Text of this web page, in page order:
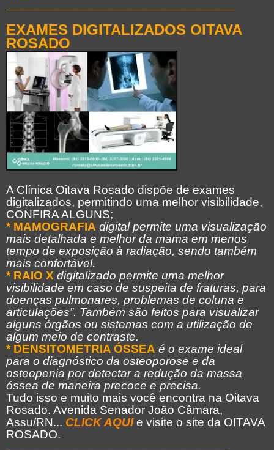
EXAMES DIGITALIZADOS OITAVA
ROSADO
A Clínica Oitava Rosado dispõe de exames
digitalizados, permitindo uma melhor visibilidade,
CONFIRA ALGUNS;
* MAMOGRAFIA digital permite uma visualização
mais detalhada e melhor da mama em menos
tempo de exposição à radiação, sendo também
mais confortável.
* RAIO X digitalizado permite uma melhor
visibilidade em caso de suspeita de fraturas, para
doenças pulmonares, problemas de coluna e
articulações”. Também são feitos para visualizar
alguns órgãos ou sistemas com a utilização de
algum meio de contraste.
* DENSITOMETRIA ÓSSEA é o exame ideal
para o diagnóstico da osteoporose e da
osteopenia por detectar a redução da massa
óssea de maneira precoce e precisa.
Tudo isso e muito mais você encontra na Oitava
Rosado. Avenida Senador João Câmara,
Assu/RN... CLICK AQUI e visite o site da OITAVA
ROSADO.